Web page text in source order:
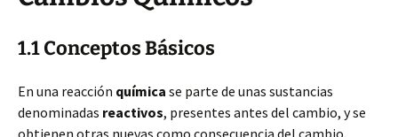
1.1 Conceptos Básicos
En una reacción química se parte de unas sustancias
denominadas reactivos, presentes antes del cambio, y se
obtienen otras nuevas como consecuencia del cambio,